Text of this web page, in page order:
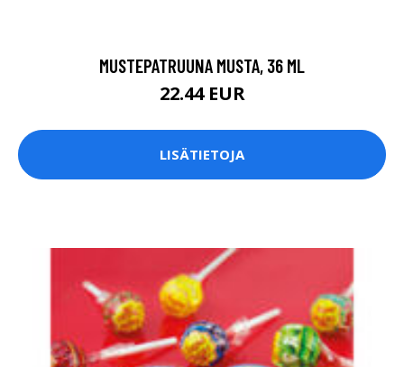
MUSTEPATRUUNA MUSTA, 36 ML
22.44 EUR
LISÄTIETOJA